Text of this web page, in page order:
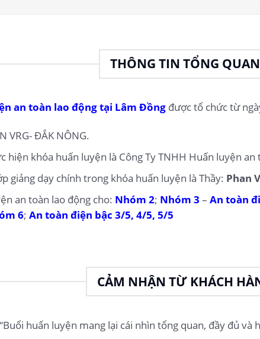
THÔNG TIN TỔNG QUAN
an toàn lao động tại Lâm Đồngđược tổ chức từ
VRG- ĐẮK NÔNG.
hiện khóa huấn luyện là Công Ty TNHH Huấn luyện
giảng dạy chính trong khóa huấn luyện là Thầy: Phan
an toàn lao động cho: Nhóm 2; Nhóm 3 –An toàn
6;An toàn điện bậc 3/5, 4/5, 5/5
CẢM NHẬN TỪ KHÁCH
huấn luyện mang lại cái nhìn tổng quan, đầy đủ và